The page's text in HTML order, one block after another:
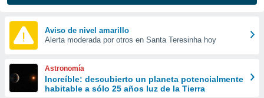
las
y
forma
digital
basada
Aviso de nivel amarillo
Alerta moderada por otros en Santa Teresinha hoy
Astronomía
Increíble: descubierto un planeta potencialmente
habitable a sólo 25 años luz de la Tierra